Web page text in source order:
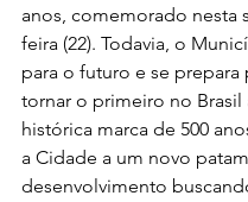
anos, comemorado nesta
feira (22). Todavia, o
para o futuro e se prepara
tornar o primeiro no Brasil
histórica marca de 500
a Cidade a um novo
desenvolvimento